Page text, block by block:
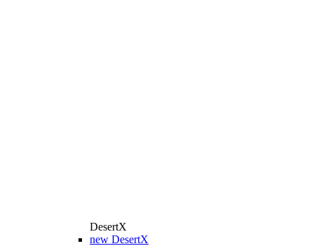
DesertX
new DesertX